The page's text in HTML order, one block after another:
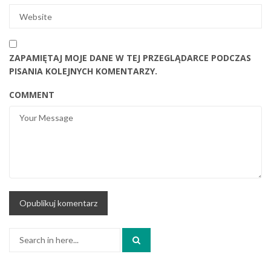
ZAPAMIĘTAJ MOJE DANE W TEJ PRZEGLĄDARCE PODCZAS
PISANIA KOLEJNYCH KOMENTARZY.
COMMENT